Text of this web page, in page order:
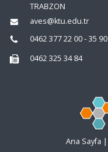
TRABZON
aves@ktu.edu.tr
0462 377 22 00 - 35 90
0462 325 34 84
Ana Sayfa |